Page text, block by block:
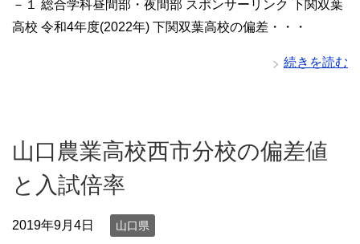
－１ 総合学科昼間部・夜間部 スポンサーリンク 下関双葉
高校 令和4年度(2022年) 下関双葉高校の偏差・・・
続きを読む
山口農業高校西市分校の偏差値
と入試倍率
2019年9月4日 山口県